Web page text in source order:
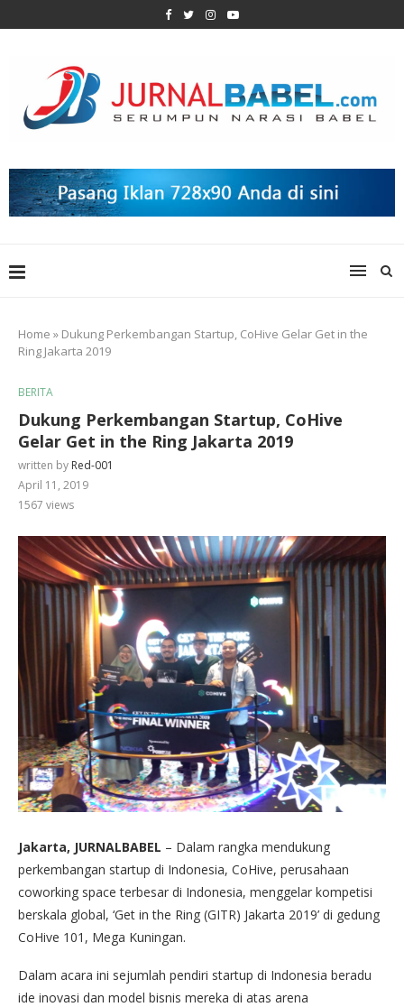
Home » Dukung Perkembangan Startup, CoHive Gelar Get in the
Ring Jakarta 2019
BERITA
Dukung Perkembangan Startup, CoHive
Gelar Get in the Ring Jakarta 2019
written by Red-001
April 11, 2019
1567 views
Jakarta, JURNALBABEL – Dalam rangka mendukung
perkembangan startup di Indonesia, CoHive, perusahaan
coworking space terbesar di Indonesia, menggelar kompetisi
berskala global, ‘Get in the Ring (GITR) Jakarta 2019’ di gedung
CoHive 101, Mega Kuningan.
Dalam acara ini sejumlah pendiri startup di Indonesia beradu
ide inovasi dan model bisnis mereka di atas arena